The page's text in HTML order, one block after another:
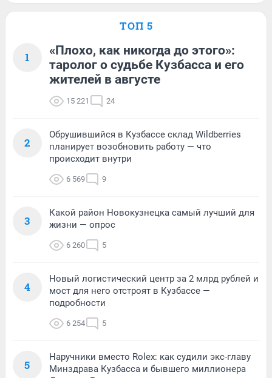
ТОП 5
1
«Плохо, как никогда до этого»:
таролог о судьбе Кузбасса и его
жителей в августе
15 221 24
2
Обрушившийся в Кузбассе склад Wildberries
планирует возобновить работу — что
происходит внутри
6 569 9
3
Какой район Новокузнецка самый лучший для
жизни — опрос
6 260 5
4
Новый логистический центр за 2 млрд рублей и
мост для него отстроят в Кузбассе —
подробности
6 254 5
5
Наручники вместо Rolex: как судили экс-главу
Минздрава Кузбасса и бывшего миллионера